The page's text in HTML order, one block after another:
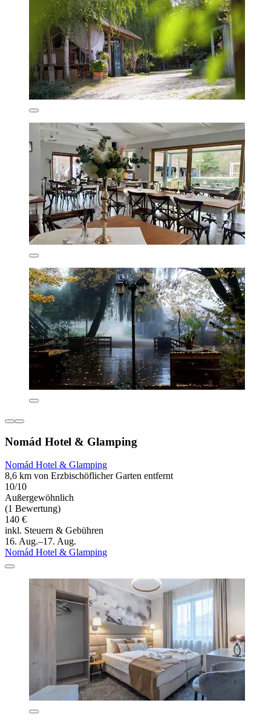
Nomád Hotel & Glamping
Nomád Hotel & Glamping
8,6 km von Erzbischöflicher Garten entfernt
10/10
Außergewöhnlich
(1 Bewertung)
140 €
inkl. Steuern & Gebühren
16. Aug.–17. Aug.
Nomád Hotel & Glamping